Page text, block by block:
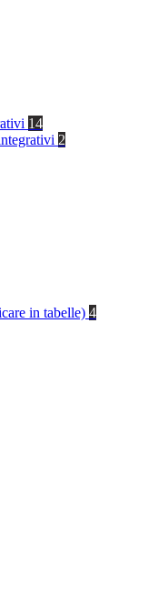
14
2
in tabelle) 4